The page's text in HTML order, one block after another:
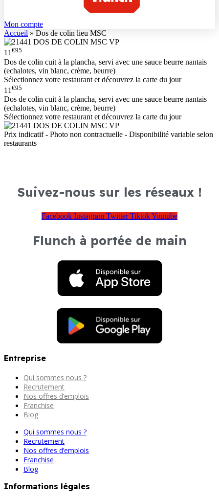
Mon compte
Accueil » Dos de colin lieu MSC
11€95
Dos de colin cuit à la plancha, servi avec une sauce beurre nantais
(echalotes, vin blanc, crème, beurre)
Sélectionnez votre restaurant et découvrez la carte du jour
11 €95
Dos de colin cuit à la plancha, servi avec une sauce beurre nantais
(echalotes, vin blanc, crème, beurre)
Sélectionnez votre restaurant et découvrez la carte du jour
Prix indicatif - Photo non contractuelle - Disponibilité variable selon
restaurants
Suivez-nous sur les réseaux !
Facebook Instagram Twitter TiktokYoutube
Flunch à portée de main
Entreprise
Qui sommes nous ?
Recrutement
Nos offres d’emplois
Franchise
Blog
Qui sommes nous ?
Recrutement
Nos offres d’emplois
Franchise
Blog
Informations légales